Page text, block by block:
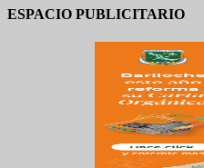
ESPACIO PUBLICITARIO